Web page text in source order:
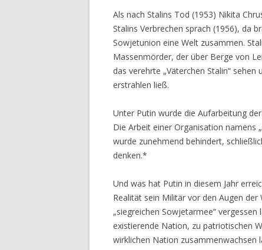
Als nach Stalins Tod (1953) Nikita
Stalins Verbrechen sprach (1956), da
Sowjetunion eine Welt zusammen.
Massenmörder, der über Berge von
das verehrte „Väterchen Stalin“
erstrahlen ließ.
Unter Putin wurde die Aufarbeitung
Die Arbeit einer Organisation namens
wurde zunehmend behindert,
denken.*
Und was hat Putin in diesem Jahr
Realität sein Militär vor den Augen
„siegreichen Sowjetarmee“
existierende Nation, zu patriotischen
wirklichen Nation zusammenwachsen